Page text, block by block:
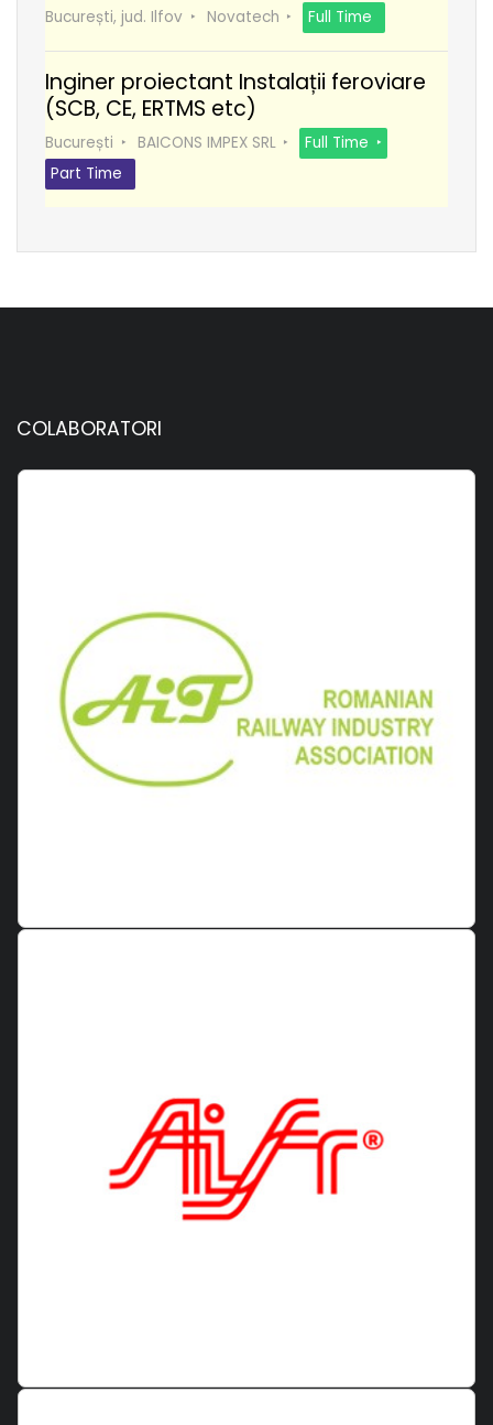
București, jud. Ilfov Novatech Full Time
Inginer proiectant Instalații feroviare
(SCB, CE, ERTMS etc)
București BAICONS IMPEX SRL
Full Time
Part Time
COLABORATORI